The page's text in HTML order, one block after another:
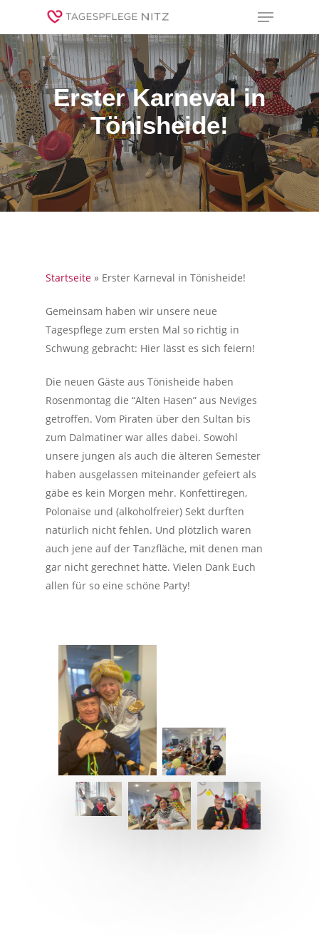
main
content
Menu
Erster Karneval in
Tönisheide!
Startseite » Erster Karneval in Tönisheide!
Gemeinsam haben wir unsere neue
Tagespflege zum ersten Mal so richtig in
Schwung gebracht: Hier lässt es sich feiern!
Die neuen Gäste aus Tönisheide haben
Rosenmontag die “Alten Hasen” aus Neviges
getroffen. Vom Piraten über den Sultan bis
zum Dalmatiner war alles dabei. Sowohl
unsere jungen als auch die älteren Semester
haben ausgelassen miteinander gefeiert als
gäbe es kein Morgen mehr. Konfettiregen,
Polonaise und (alkoholfreier) Sekt durften
natürlich nicht fehlen. Und plötzlich waren
auch jene auf der Tanzfläche, mit denen man
gar nicht gerechnet hätte. Vielen Dank Euch
allen für so eine schöne Party!
Close
Menu